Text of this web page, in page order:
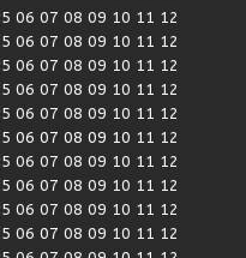
06 07 08 09 10 11 12
06 07 08 09 10 11 12
06 07 08 09 10 11 12
06 07 08 09 10 11 12
06 07 08 09 10 11 12
06 07 08 09 10 11 12
06 07 08 09 10 11 12
06 07 08 09 10 11 12
06 07 08 09 10 11 12
06 07 08 09 10 11 12